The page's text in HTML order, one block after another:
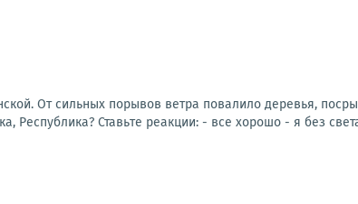
От сильных порывов ветра повалило деревья,
Республика? Ставьте реакции: - все хорошо - я без